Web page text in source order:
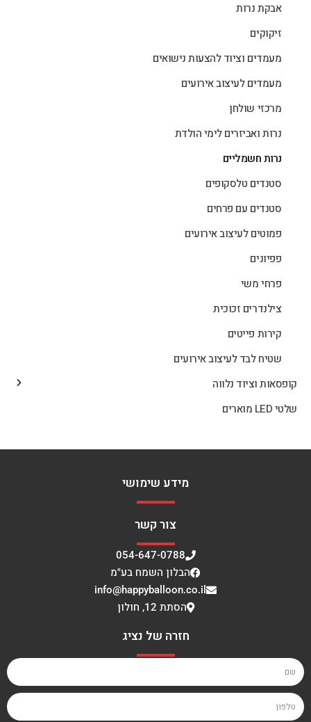
אבקת נרות
זיקוקים
מעמדים וציוד להצעות נישואים
מעמדים לעיצוב אירועים
מרכזי שולחן
נרות ואביזרים לימי הולדת
נרות חשמליים
סטנדים טלסקופים
סטנדים עם פרחים
פמוטים לעיצוב אירועים
פפיונים
פרחי משי
צילנדרים זכוכית
קירות פייטים
שטיח לבד לעיצוב אירועים
קופסאות וציוד נלווה
שלטי LED מוארים
מידע שימושי
צור קשר
054-647-0788
הבלון השמח בע"מ
info@happyballoon.co.il
הסתת 12, חולון
חזרה של נציג